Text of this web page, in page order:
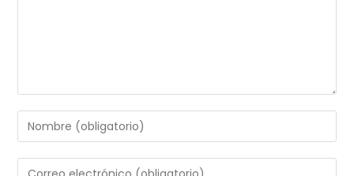
Introduce
tu
nombre
Introduce